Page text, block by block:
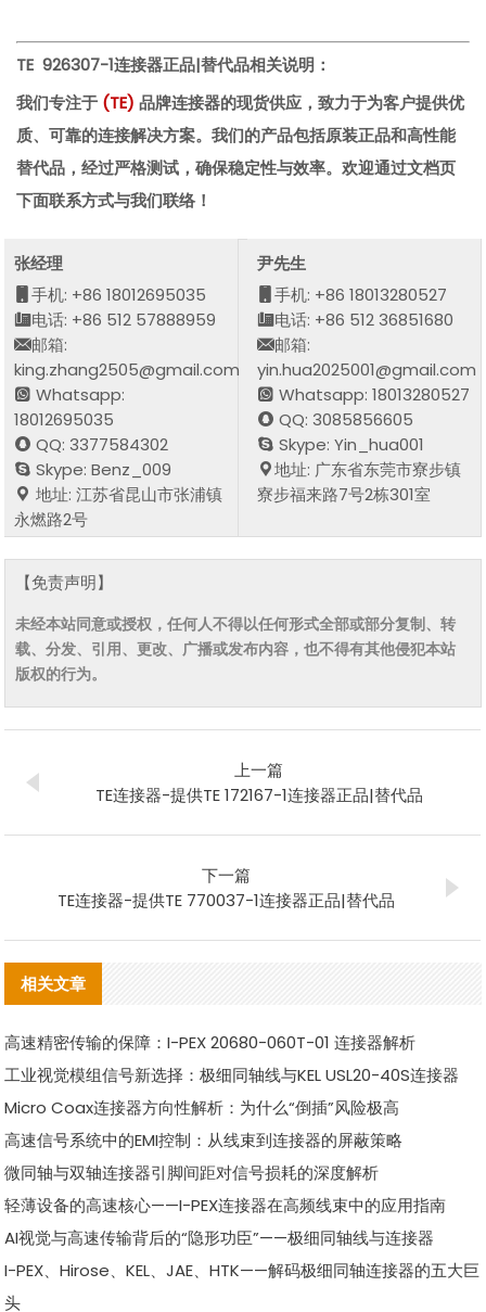
TE 926307-1连接器正品|替代品相关说明：
我们专注于 (TE)品牌连接器的现货供应，致力于为客户提供优
质、可靠的连接解决方案。我们的产品包括原装正品和高性能
替代品，经过严格测试，确保稳定性与效率。欢迎通过文档页
下面联系方式与我们联络！
张经理
手机: +86 18012695035
电话: +86 512 57888959
邮箱:
king.zhang2505@gmail.com
Whatsapp:
18012695035
QQ: 3377584302
Skype: Benz_009
地址: 江苏省昆山市张浦镇
永燃路2号
尹先生
手机: +86 18013280527
电话: +86 512 36851680
邮箱:
yin.hua2025001@gmail.com
Whatsapp: 18013280527
QQ: 3085856605
Skype: Yin_hua001
地址: 广东省东莞市寮步镇
寮步福来路7号2栋301室
【免责声明】
未经本站同意或授权，任何人不得以任何形式全部或部分复制、转
载、分发、引用、更改、广播或发布内容，也不得有其他侵犯本站
版权的行为。
上一篇
TE连接器-提供TE 172167-1连接器正品|替代品
下一篇
TE连接器-提供TE 770037-1连接器正品|替代品
相关文章
高速精密传输的保障：I-PEX 20680-060T-01 连接器解析
工业视觉模组信号新选择：极细同轴线与KEL USL20-40S连接器
Micro Coax连接器方向性解析：为什么“倒插”风险极高
高速信号系统中的EMI控制：从线束到连接器的屏蔽策略
微同轴与双轴连接器引脚间距对信号损耗的深度解析
轻薄设备的高速核心——I-PEX连接器在高频线束中的应用指南
AI视觉与高速传输背后的“隐形功臣”——极细同轴线与连接器
I-PEX、Hirose、KEL、JAE、HTK——解码极细同轴连接器的五大巨
头